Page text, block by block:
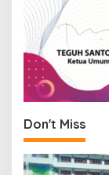
Don't Miss